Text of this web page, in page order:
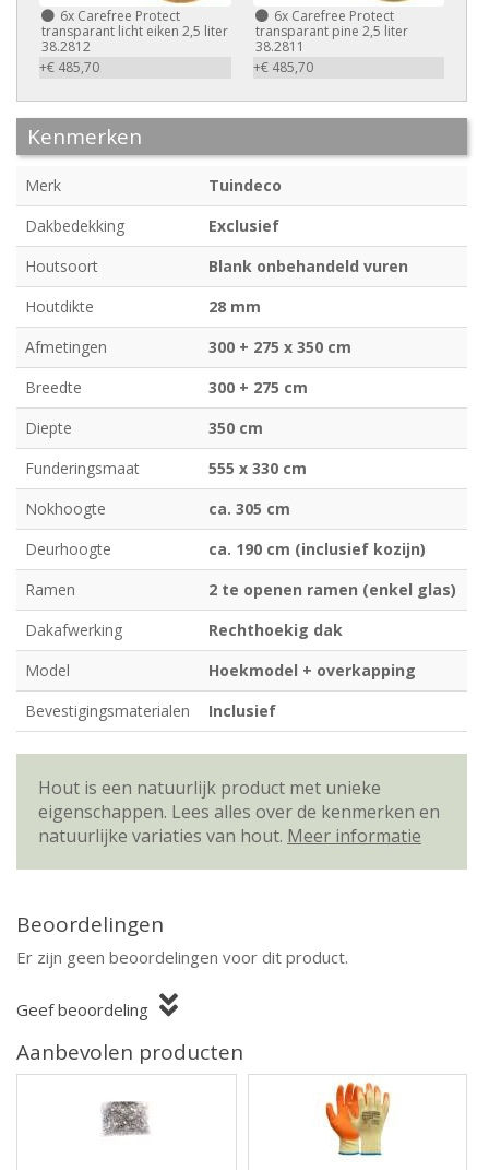
6x Carefree Protect
transparant licht eiken 2,5 liter
38.2812
+€ 485,70
6xCarefree Protect
transparant pine 2,5 liter
38.2811
+€ 485,70
Kenmerken
Merk
Tuindeco
Dakbedekking
Exclusief
Houtsoort
Blank onbehandeld vuren
Houtdikte
28 mm
Afmetingen
300 + 275 x 350 cm
Breedte
300 + 275 cm
Diepte
350 cm
Funderingsmaat
555 x 330 cm
Nokhoogte
ca. 305 cm
Deurhoogte
ca. 190 cm (inclusief kozijn)
Ramen
2 te openen ramen (enkel glas)
Dakafwerking
Rechthoekig dak
Model
Hoekmodel + overkapping
Bevestigingsmaterialen
Inclusief
Hout is een natuurlijk product met unieke
eigenschappen. Lees alles over de kenmerken en
natuurlijke variaties van hout. Meer informatie
Beoordelingen
Er zijn geen beoordelingen voor dit product.
Geef beoordeling
Aanbevolen producten